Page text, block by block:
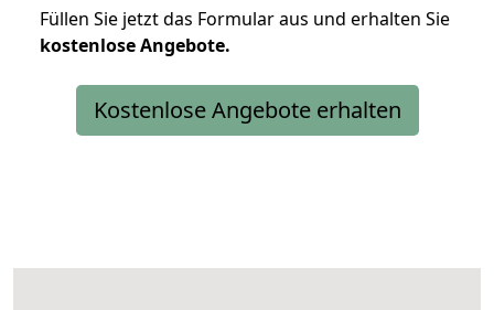
Füllen Sie jetzt das Formular aus und erhalten Sie
kostenloseAngebote.
Kostenlose Angebote erhalten